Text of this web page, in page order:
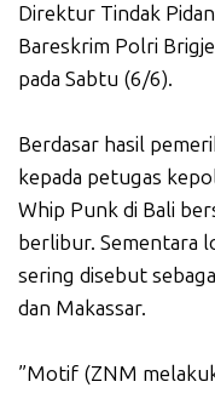
Direktur Tindak
Bareskrim Polri
pada Sabtu (6/6).
Berdasar hasil
kepada petugas
Whip Punk di Bali
berlibur. Sementara
sering disebut
dan Makassar.
”Motif (ZNM